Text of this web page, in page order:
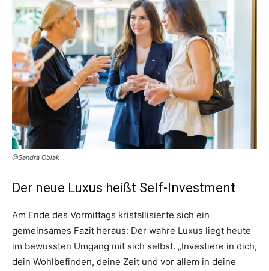
@Sandra Oblak
Der neue Luxus heißt Self-Investment
Am Ende des Vormittags kristallisierte sich ein
gemeinsames Fazit heraus: Der wahre Luxus liegt heute
im bewussten Umgang mit sich selbst. „Investiere in dich,
dein Wohlbefinden, deine Zeit und vor allem in deine